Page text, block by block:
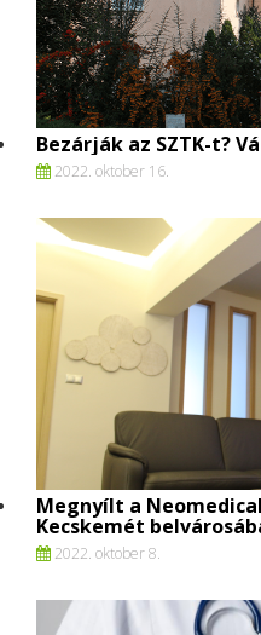
Bezárják az SZTK-t?
2022. oktober 16.
Megnyílt a
Kecskemét
2022. oktober 8.